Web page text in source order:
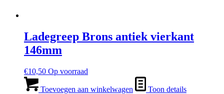
Ladegreep Brons antiek vierkant
146mm
€10,50 Op voorraad
Toevoegen aan winkelwagen Toon details